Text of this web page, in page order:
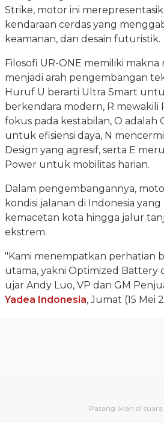
Strike, motor ini
kendaraan cerdas yang
keamanan, dan desain futuristik.
Filosofi UR-ONE memiliki
menjadi arah pengembangan
Huruf U berarti Ultra Smart
berkendara modern, R mewakili
fokus pada kestabilan, O adalah
untuk efisiensi daya, N
Design yang agresif, serta E
Power untuk mobilitas harian.
Dalam pengembangannya,
kondisi jalanan di Indonesia
kemacetan kota hingga jalur
ekstrem.
"Kami menempatkan perhatian
utama, yakni Optimized Battery
ujar Andy Luo, VP dan GM
Yadea Indonesia, Jumat (15 Mei